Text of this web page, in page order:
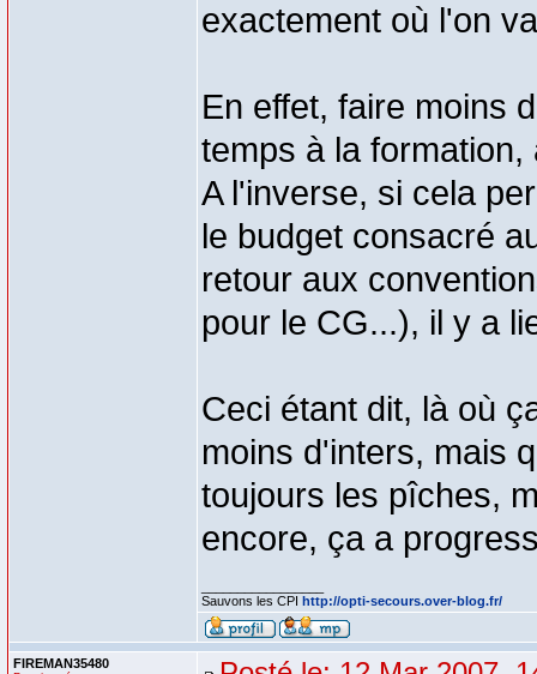
exactement où l'on
En effet, faire moins
temps à la
A l'inverse, si cela
le budget consacré
retour aux
pour le CG...), il y a
Ceci étant dit, là où
moins d'inters, mais
toujours les pîches,
encore, ça a
Sauvons les CPI http://opti-secours.over-blog.fr/
FIREMAN35480